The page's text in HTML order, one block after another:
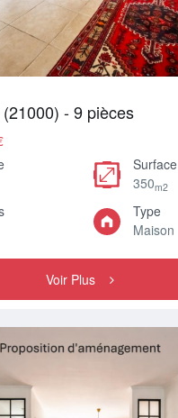
- 9 pièces
Surface
350m2
Type
Maison
Voir Plus